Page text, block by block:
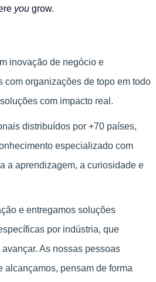
you grow.
inovação de negócio e
com organizações de topo em todo
com impacto real.
distribuídos por +70 países,
especializado com
a aprendizagem, a curiosidade e
e entregamos soluções
por indústria, que
As nossas pessoas
alcançamos, pensam de forma